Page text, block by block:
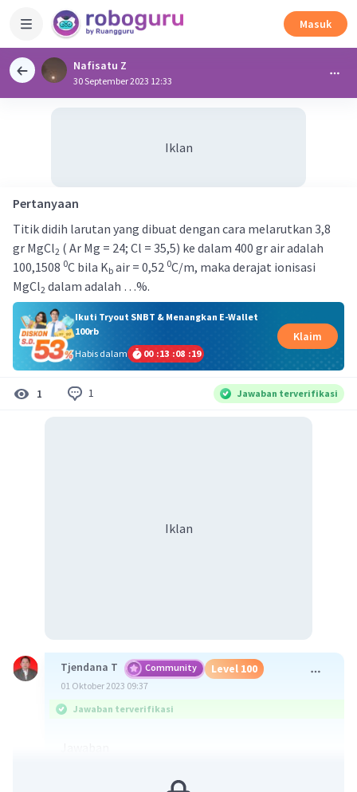
Masuk
Nafisatu Z
30 September 2023 12:33
Iklan
Pertanyaan
Titik didih larutan yang dibuat dengan cara melarutkan 3,8
gr MgCl2 ( Ar Mg = 24; Cl = 35,5) ke dalam 400 gr air adalah
100,1508 0C bila Kb air = 0,52 0C/m, maka derajat ionisasi
MgCl2 dalam adalah …%.
Ikuti Tryout SNBT & Menangkan E-Wallet
100rb
Habis dalam
00 :13 :08 :18
Klaim
1 1 Jawaban terverifikasi
Iklan
Tjendana T Community Level 100
01 Oktober 2023 09:37
Jawaban terverifikasi